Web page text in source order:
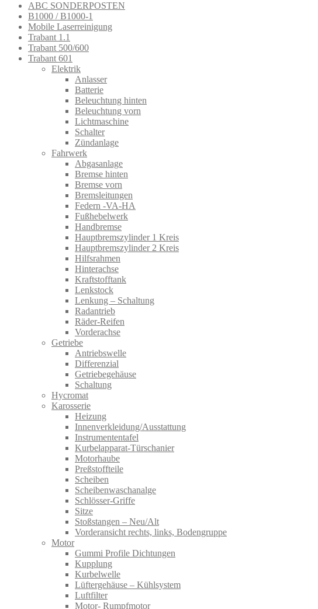
ABC SONDERPOSTEN
B1000 / B1000-1
Mobile Laserreinigung
Trabant 1.1
Trabant 500/600
Trabant 601
Elektrik
Anlasser
Batterie
Beleuchtung hinten
Beleuchtung vorn
Lichtmaschine
Schalter
Zündanlage
Fahrwerk
Abgasanlage
Bremse hinten
Bremse vorn
Bremsleitungen
Federn -VA-HA
Fußhebelwerk
Handbremse
Hauptbremszylinder 1 Kreis
Hauptbremszylinder 2 Kreis
Hilfsrahmen
Hinterachse
Kraftstofftank
Lenkstock
Lenkung – Schaltung
Radantrieb
Räder-Reifen
Vorderachse
Getriebe
Antriebswelle
Differenzial
Getriebegehäuse
Schaltung
Hycromat
Karosserie
Heizung
Innenverkleidung/Ausstattung
Instrumententafel
Kurbelapparat-Türschanier
Motorhaube
Preßstoffteile
Scheiben
Scheibenwaschanalge
Schlösser-Griffe
Sitze
Stoßstangen – Neu/Alt
Vorderansicht rechts, links, Bodengruppe
Motor
Gummi Profile Dichtungen
Kupplung
Kurbelwelle
Lüftergehäuse – Kühlsystem
Luftfilter
Motor- Rumpfmotor